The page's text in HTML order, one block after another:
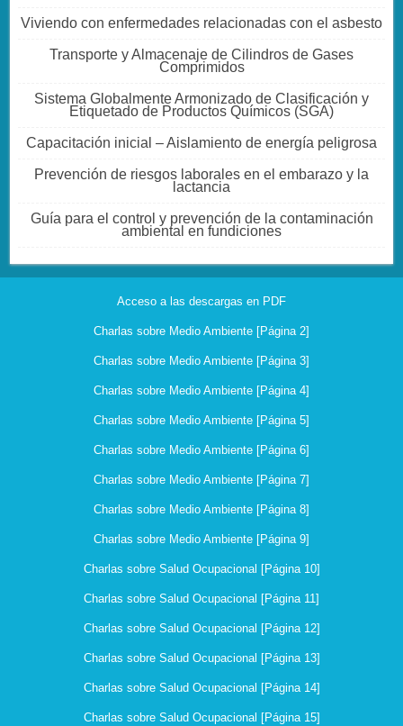
Viviendo con enfermedades relacionadas con el asbesto
Transporte y Almacenaje de Cilindros de Gases
Comprimidos
Sistema Globalmente Armonizado de Clasificación y
Etiquetado de Productos Químicos (SGA)
Capacitación inicial – Aislamiento de energía peligrosa
Prevención de riesgos laborales en el embarazo y la
lactancia
Guía para el control y prevención de la contaminación
ambiental en fundiciones
Acceso a las descargas en PDF
Charlas sobre Medio Ambiente [Página 2]
Charlas sobre Medio Ambiente [Página 3]
Charlas sobre Medio Ambiente [Página 4]
Charlas sobre Medio Ambiente [Página 5]
Charlas sobre Medio Ambiente [Página 6]
Charlas sobre Medio Ambiente [Página 7]
Charlas sobre Medio Ambiente [Página 8]
Charlas sobre Medio Ambiente [Página 9]
Charlas sobre Salud Ocupacional [Página 10]
Charlas sobre Salud Ocupacional [Página 11]
Charlas sobre Salud Ocupacional [Página 12]
Charlas sobre Salud Ocupacional [Página 13]
Charlas sobre Salud Ocupacional [Página 14]
Charlas sobre Salud Ocupacional [Página 15]